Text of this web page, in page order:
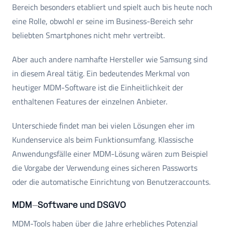
Bereich besonders etabliert und spielt auch bis heute noch
eine Rolle, obwohl er seine im Business-Bereich sehr
beliebten Smartphones nicht mehr vertreibt.
Aber auch andere namhafte Hersteller wie Samsung sind
in diesem Areal tätig. Ein bedeutendes Merkmal von
heutiger MDM-Software ist die Einheitlichkeit der
enthaltenen Features der einzelnen Anbieter.
Unterschiede findet man bei vielen Lösungen eher im
Kundenservice als beim Funktionsumfang. Klassische
Anwendungsfälle einer MDM-Lösung wären zum Beispiel
die Vorgabe der Verwendung eines sicheren Passworts
oder die automatische Einrichtung von Benutzeraccounts.
MDM-Software und DSGVO
MDM-Tools haben über die Jahre erhebliches Potenzial